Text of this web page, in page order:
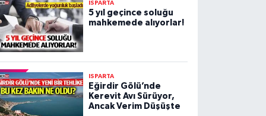
ISPARTA
5 yıl geçince soluğu
mahkemede alıyorlar!
ISPARTA
Eğirdir Gölü’nde
Kerevit Avı Sürüyor,
Ancak Verim Düşüşte